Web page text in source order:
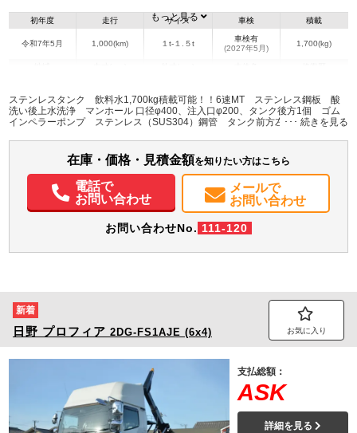
初年度
令和7年5月
走行
1,000(km)
サイズ
１t-１.５t
車検
車検有
(2027年5月)
積載
1,700(kg)
千葉県 -
W:1,725
H:2,255
無
パワステ パワーウィンドウ ABS エアバッグ
集中ドアロック
電動格納ミラー
バックモニター
取扱説明書（一部含む）
メンテナンスノート（保証書）
もっと見る
ステンレスタンク 飲料水1,700kg積載可能！！6速MT ステンレス鋼板 酸
洗い後上水洗浄 マンホール 口径φ400、注入口φ200、タンク後方1個 ゴム
インペラーポンプ ステンレス（SUS304）鋼管 タンク前方左右（加圧
右取付
在庫・価格・見積金額を知りたい方はこちら
電話で
お問い合わせ
メールで
お問い合わせ
お問い合わせNo. 111-120
新着
日野 プロフィア 2DG-FS1AJE (6x4) お気に入り
支払総額：
ASK
詳細を見る